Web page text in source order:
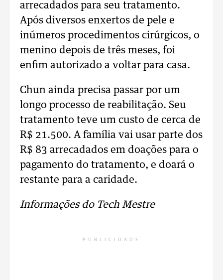
arrecadados para seu tratamento.
Após diversos enxertos de pele e
inúmeros procedimentos cirúrgicos, o
menino depois de três meses, foi
enfim autorizado a voltar para casa.
Chun ainda precisa passar por um
longo processo de reabilitação. Seu
tratamento teve um custo de cerca de
R$ 21.500. A família vai usar parte dos
R$ 83 arrecadados em doações para o
pagamento do tratamento, e doará o
restante para a caridade.
Informações do Tech Mestre
PUBLICIDADE